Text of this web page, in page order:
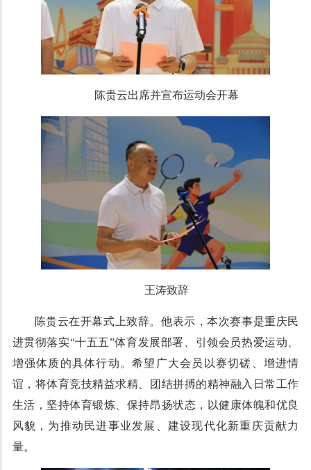
陈贵云出席并宣布运动会开幕
王涛致辞
陈贵云在开幕式上致辞。他表示，本次赛事是重庆民
进贯彻落实“十五五”体育发展部署、引领会员热爱运动、
增强体质的具体行动。希望广大会员以赛切磋、增进情
谊，将体育竞技精益求精、团结拼搏的精神融入日常工作
生活，坚持体育锻炼、保持昂扬状态，以健康体魄和优良
风貌，为推动民进事业发展、建设现代化新重庆贡献力
量。